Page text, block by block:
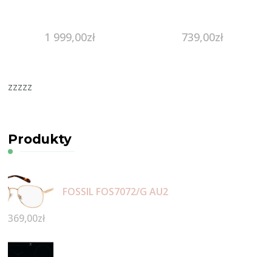
1 999,00zł 739,00zł
zzzzz
Produkty
FOSSIL FOS7072/G AU2
369,00zł